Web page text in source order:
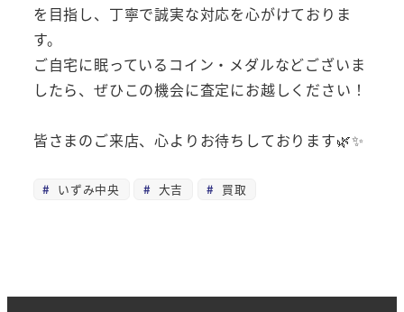
を目指し、丁寧で誠実な対応を心がけておりま
す。
ご自宅に眠っているコイン・メダルなどございま
したら、ぜひこの機会に査定にお越しください！
皆さまのご来店、心よりお待ちしております🌿✨
いずみ中央 大吉 買取